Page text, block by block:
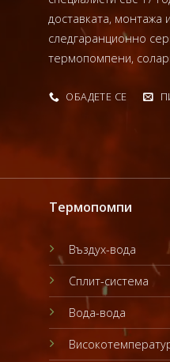
доставката, монтажа
следгаранционно
термопомпени,
ОБАДЕТЕ СЕ
Термопомпи
Въздух-вода
Сплит-система
Вода-вода